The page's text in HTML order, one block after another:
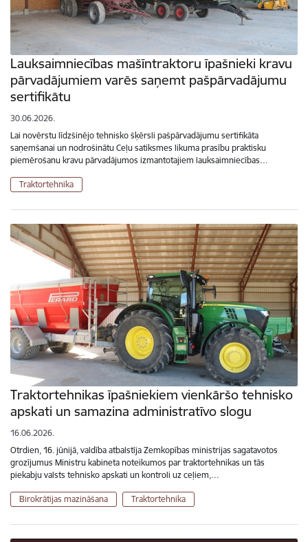
Lauksaimniecības mašīntraktoru īpašnieki kravu
pārvadājumiem varēs saņemt pašpārvadājumu
sertifikātu
30.06.2026.
Lai novērstu līdzšinējo tehnisko šķērsli pašpārvadājumu sertifikāta
saņemšanai un nodrošinātu Ceļu satiksmes likuma prasību praktisku
piemērošanu kravu pārvadājumos izmantotajiem lauksaimniecības…
Traktortehnika
Traktortehnikas īpašniekiem vienkāršo tehnisko
apskati un samazina administratīvo slogu
16.06.2026.
Otrdien, 16. jūnijā, valdība atbalstīja Zemkopības ministrijas sagatavotos
grozījumus Ministru kabineta noteikumos par traktortehnikas un tās
piekabju valsts tehnisko apskati un kontroli uz ceļiem,…
Birokrātijas mazināšana Traktortehnika